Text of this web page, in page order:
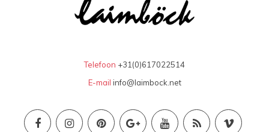
Telefoon +31(0)617022514
E-mail info@laimbock.net